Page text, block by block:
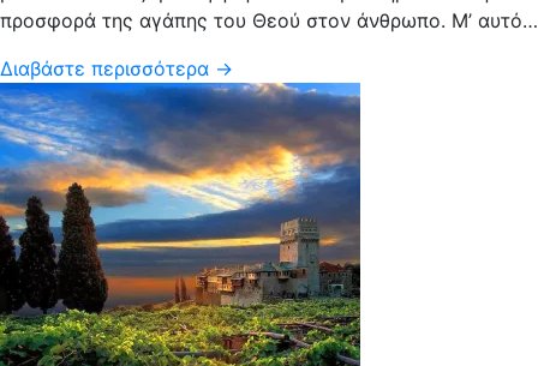
προσφορά της αγάπης του Θεού στον άνθρωπο. Μ’ αυτό…
Διαβάστε περισσότερα →